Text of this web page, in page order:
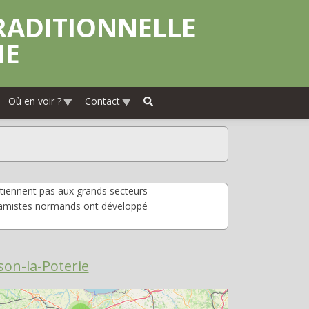
Où en voir ? Contact
pas aux grands secteurs
normands ont développé
la-Poterie